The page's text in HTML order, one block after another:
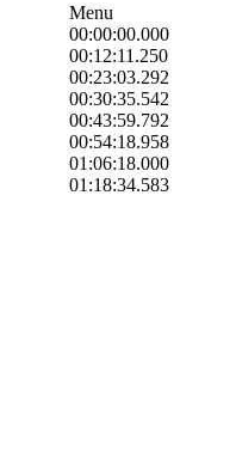
Menu
00:00:00.000
00:12:11.250
00:23:03.292
00:30:35.542
00:43:59.792
00:54:18.958
01:06:18.000
01:18:34.583